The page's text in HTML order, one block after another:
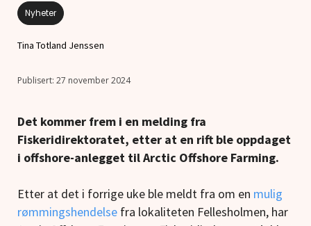
Nyheter
Tina Totland Jenssen
27 november 2024
Det kommer frem i en melding fra
Fiskeridirektoratet, etter at en rift ble oppdaget
i offshore-anlegget til Arctic Offshore Farming.
Etter at det i forrige uke ble meldt fra om en mulig
rømmingshendelse fra lokaliteten Fellesholmen, har